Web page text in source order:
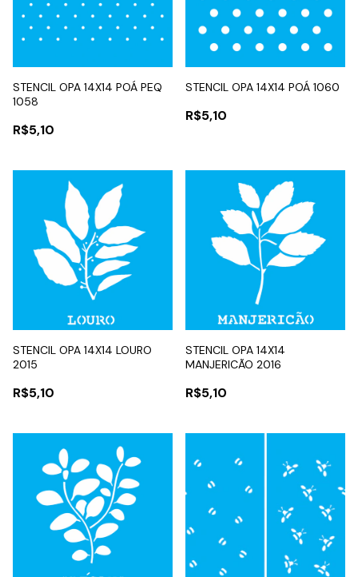
STENCIL OPA 14X14 POÁ PEQ
1058
R$5,10
STENCIL OPA 14X14 POÁ 1060
R$5,10
STENCIL OPA 14X14 LOURO
2015
R$5,10
STENCIL OPA 14X14
MANJERICÃO 2016
R$5,10